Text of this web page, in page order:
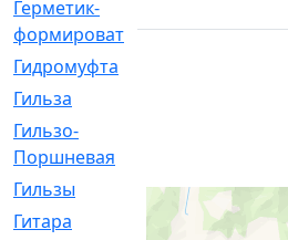
Герметик-
формирователь
Гидромуфта
Гильза
Гильзо-
Поршневая
Гильзы
[259]
Гитара
[7]